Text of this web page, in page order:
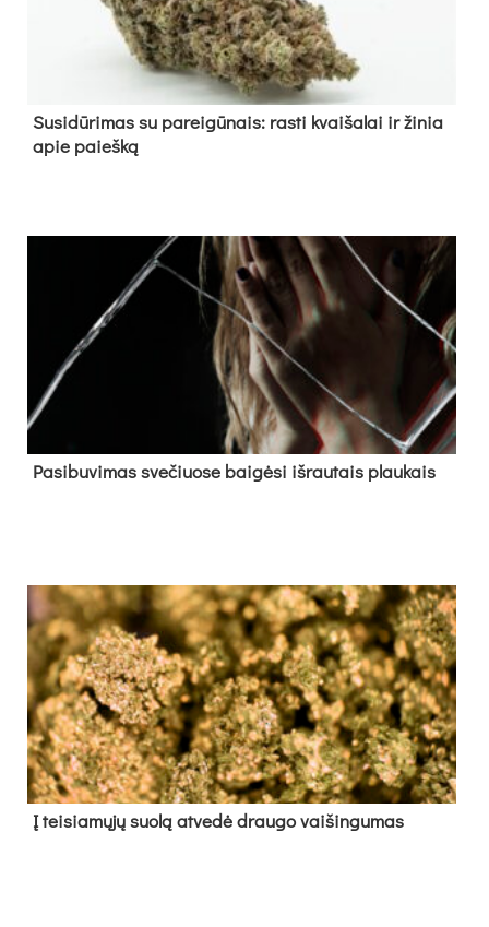
Su­si­dū­ri­mas su pa­rei­gū­nais: ras­ti kvai­ša­lai ir ži­nia
apie paieš­ką
Pa­si­bu­vi­mas sve­čiuo­se bai­gė­si iš­rau­tais plau­kais
Į tei­sia­mų­jų suo­lą at­ve­dė drau­go vai­šin­gu­mas